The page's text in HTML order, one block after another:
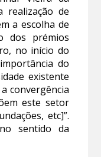
realização de
a escolha de
dos prémios
no início do
do
existente
convergência
este setor
etc]”.
sentido da